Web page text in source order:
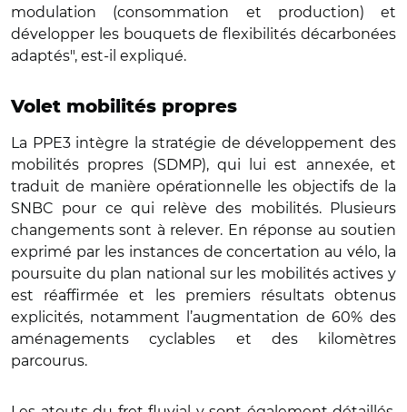
modulation (consommation et production) et
développer les bouquets de flexibilités décarbonées
adaptés", est-il expliqué.
Volet mobilités propres
La PPE3 intègre la stratégie de développement des
mobilités propres (SDMP), qui lui est annexée, et
traduit de manière opérationnelle les objectifs de la
SNBC pour ce qui relève des mobilités. Plusieurs
changements sont à relever. En réponse au soutien
exprimé par les instances de concertation au vélo, la
poursuite du plan national sur les mobilités actives y
est réaffirmée et les premiers résultats obtenus
explicités, notamment l’augmentation de 60% des
aménagements cyclables et des kilomètres
parcourus.